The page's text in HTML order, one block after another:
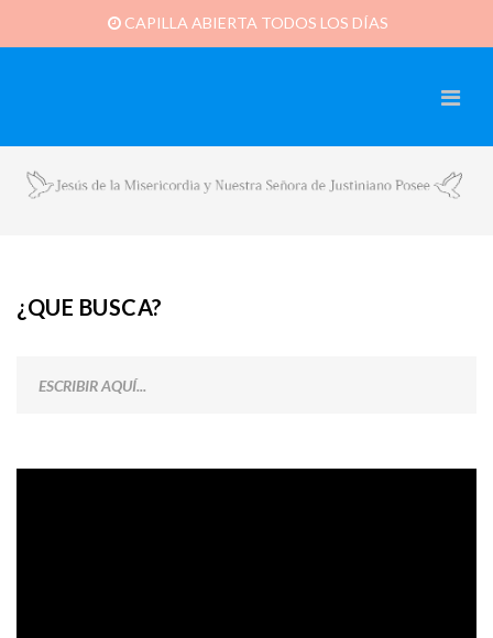
CAPILLA ABIERTA TODOS LOS DÍAS
¿QUE BUSCA?